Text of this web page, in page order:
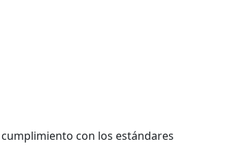
con los estándares